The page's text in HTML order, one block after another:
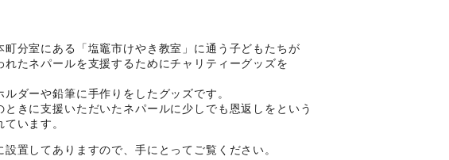
町分室にある「塩竈市けやき教室」に通う子どもたちが
れたネパールを支援するためにチャリティーグッズを
ダーや鉛筆に手作りをしたグッズです。
ときに支援いただいたネパールに少しでも恩返しをという
います。
設置してありますので、手にとってご覧ください。